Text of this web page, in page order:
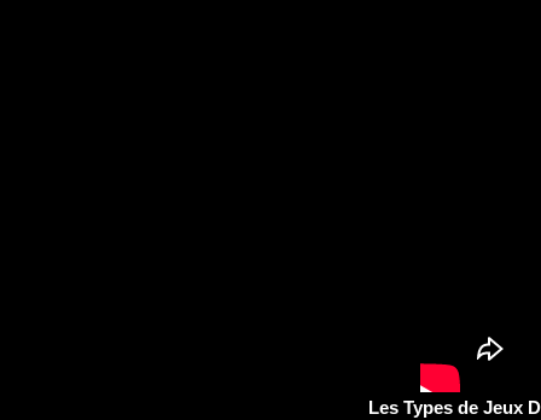
Les Types de Jeux